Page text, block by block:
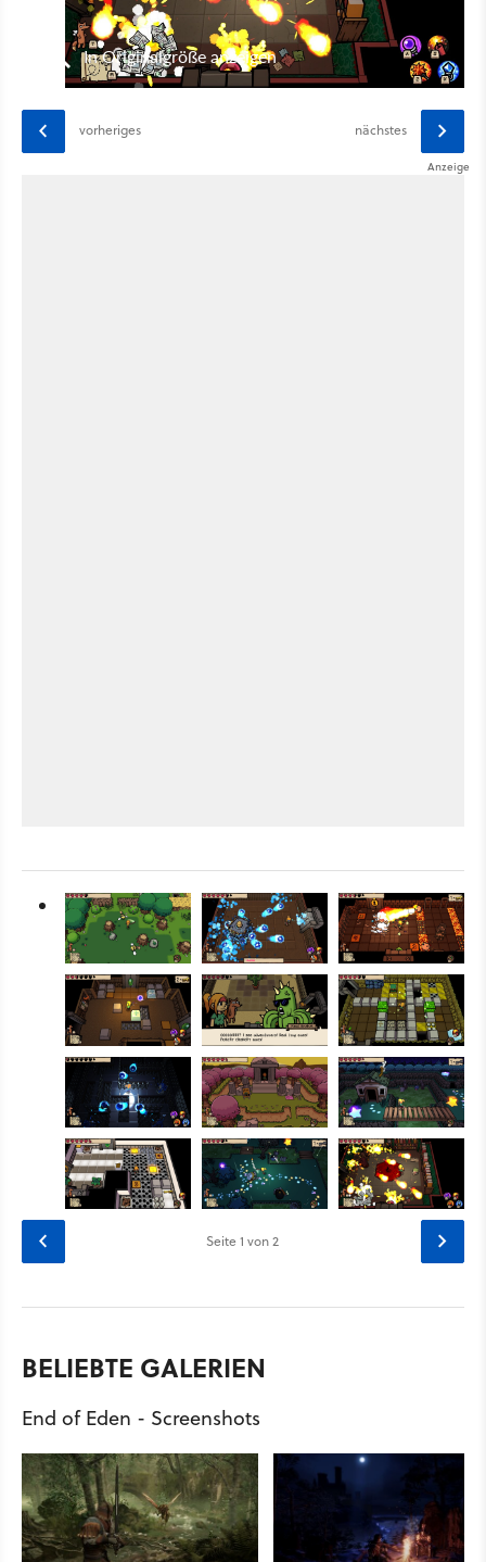
In Originalgröße anzeigen
vorheriges nächstes
Seite1 von 2
BELIEBTE GALERIEN
End of Eden - Screenshots